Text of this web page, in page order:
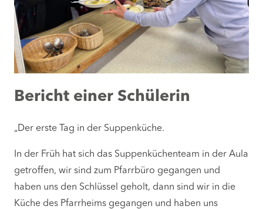
Bericht einer Schülerin
„Der erste Tag in der Suppenküche.
In der Früh hat sich das Suppenküchenteam in der Aula
getroffen, wir sind zum Pfarrbüro gegangen und
haben uns den Schlüssel geholt, dann sind wir in die
Küche des Pfarrheims gegangen und haben uns